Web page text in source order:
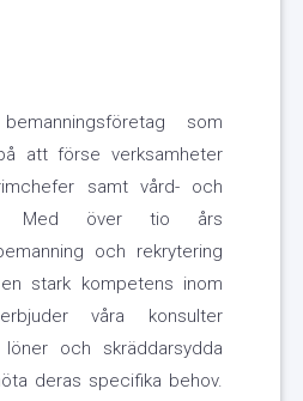
som
att förse verksamheter
samt vård- och
Med över tio års
och rekrytering
stark kompetens inom
våra konsulter
löner och skräddarsydda
deras specifika behov.